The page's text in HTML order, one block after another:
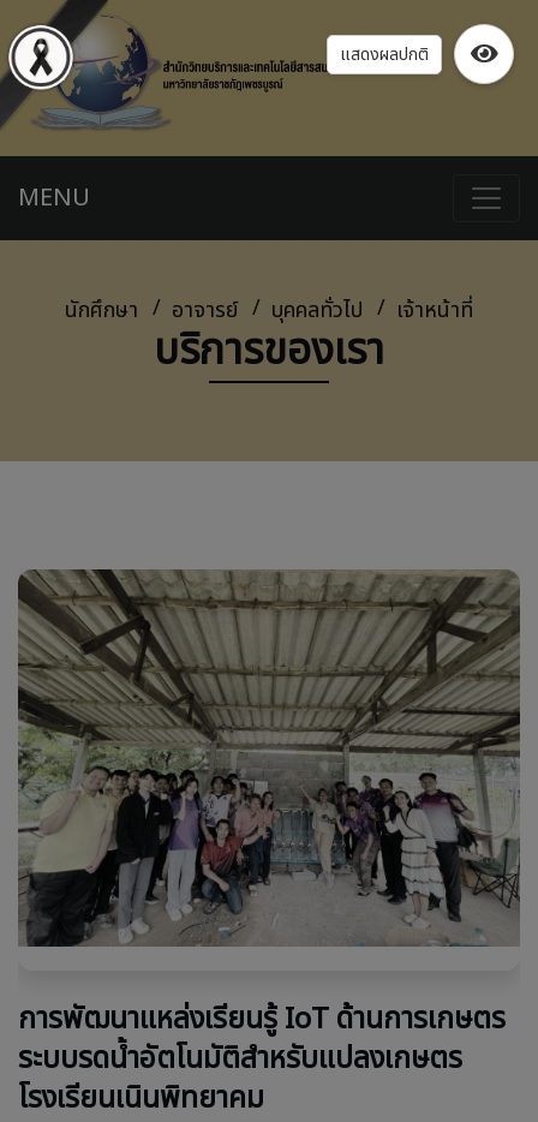
แสดงผลปกติ
MENU
นักศึกษา อาจารย์ บุคคลทั่วไป เจ้าหน้าที่
บริการของเรา
การพัฒนาแหล่งเรียนรู้ IoT ด้านการเกษตร
ระบบรดน้ำอัตโนมัติสำหรับแปลงเกษตร
โรงเรียนเนินพิทยาคม